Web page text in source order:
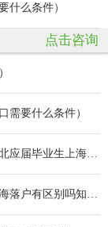
什么条件）
点击咨询
需要什么条件）